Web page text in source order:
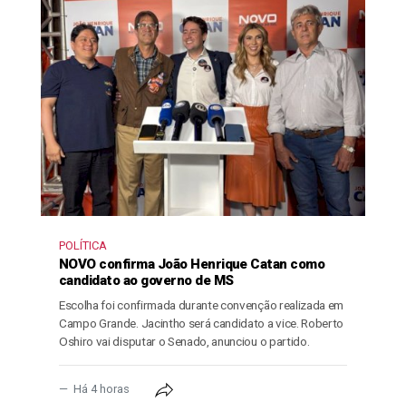
POLÍTICA
NOVO confirma João Henrique Catan como
candidato ao governo de MS
Escolha foi confirmada durante convenção realizada em
Campo Grande. Jacintho será candidato a vice. Roberto
Oshiro vai disputar o Senado, anunciou o partido.
Há 4 horas